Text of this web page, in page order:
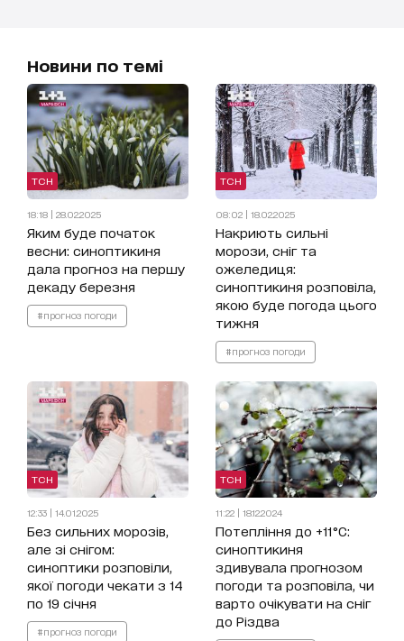
Новини по темі
ТСН
18:18 | 28.02.2025
Яким буде початок
весни: синоптикиня
дала прогноз на першу
декаду березня
#прогноз погоди
ТСН
08:02 | 18.02.2025
Накриють сильні
морози, сніг та
ожеледиця:
синоптикиня розповіла,
якою буде погода цього
тижня
#прогноз погоди
ТСН
12:33 | 14.01.2025
Без сильних морозів,
але зі снігом:
синоптики розповіли,
якої погоди чекати з 14
по 19 січня
#прогноз погоди
ТСН
11:22 | 18.12.2024
Потепління до +11°C:
синоптикиня
здивувала прогнозом
погоди та розповіла, чи
варто очікувати на сніг
до Різдва